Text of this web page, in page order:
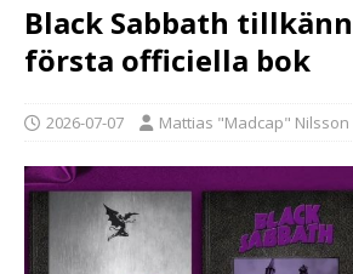
Black Sabbath
första officiella bok
2026-07-07 Mattias "Madcap" Nilsson